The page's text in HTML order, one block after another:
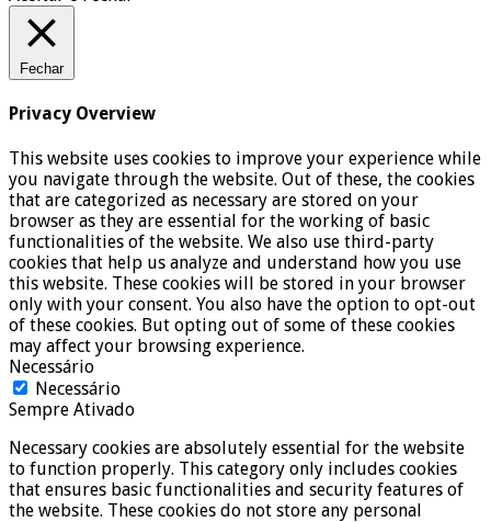
Fechar
Privacy Overview
This website uses cookies to improve your experience while
you navigate through the website. Out of these, the cookies
that are categorized as necessary are stored on your
browser as they are essential for the working of basic
functionalities of the website. We also use third-party
cookies that help us analyze and understand how you use
this website. These cookies will be stored in your browser
only with your consent. You also have the option to opt-out
of these cookies. But opting out of some of these cookies
may affect your browsing experience.
Necessário
Necessário
Sempre Ativado
Necessary cookies are absolutely essential for the website
to function properly. This category only includes cookies
that ensures basic functionalities and security features of
the website. These cookies do not store any personal